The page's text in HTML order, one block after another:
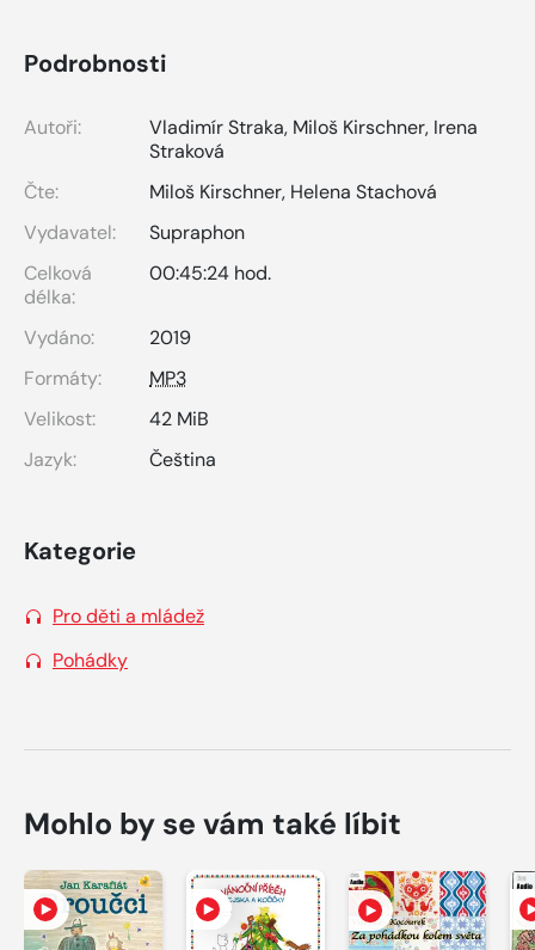
Podrobnosti
Autoři: Vladimír Straka, Miloš Kirschner, Irena
Straková
Čte:
Miloš Kirschner, Helena Stachová
Vydavatel:
Supraphon
Celková
délka:
00:45:24 hod.
Vydáno:
2019
Formáty:
MP3
Velikost:
42 MiB
Jazyk:
Čeština
Kategorie
Pro děti a mládež
Pohádky
Mohlo by se vám také líbit